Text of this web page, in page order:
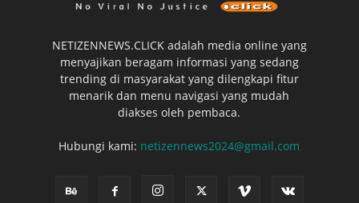
NETIZENNEWS.CLICK adalah media online yang
menyajikan beragam informasi yang sedang
trending di masyarakat yang dilengkapi fitur
menarik dan menu navigasi yang mudah
diakses oleh pembaca.
Hubungi kami: netizennews2024@gmail.com